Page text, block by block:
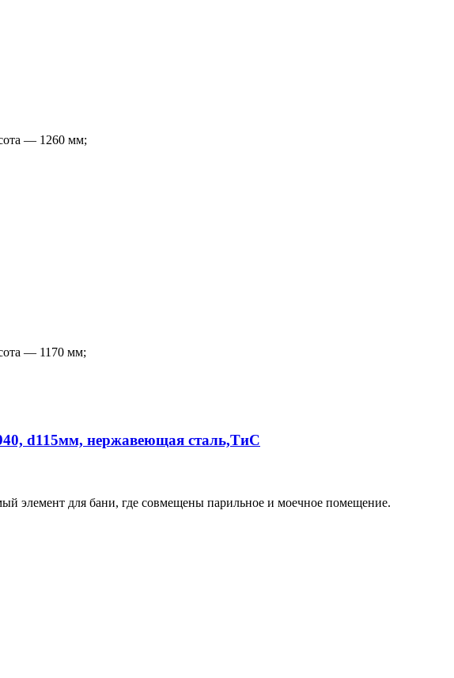
— 1260 мм;
— 1170 мм;
d115мм, нержавеющая сталь,ТиС
элемент для бани, где совмещены парильное и моечное помещение.